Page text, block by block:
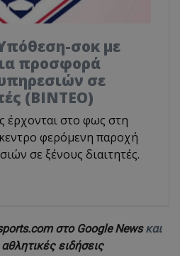
σοκ με
προσφορά
σε
(BINTEO)
έρχονται στο φως στη
φερόμενη παροχή
σε ξένους διαιτητές.
στο Google Newsκαι
αθλητικές ειδήσεις